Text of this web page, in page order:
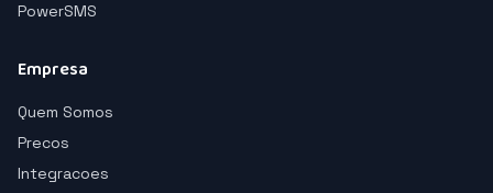
PowerSMS
Empresa
Quem Somos
Precos
Integracoes